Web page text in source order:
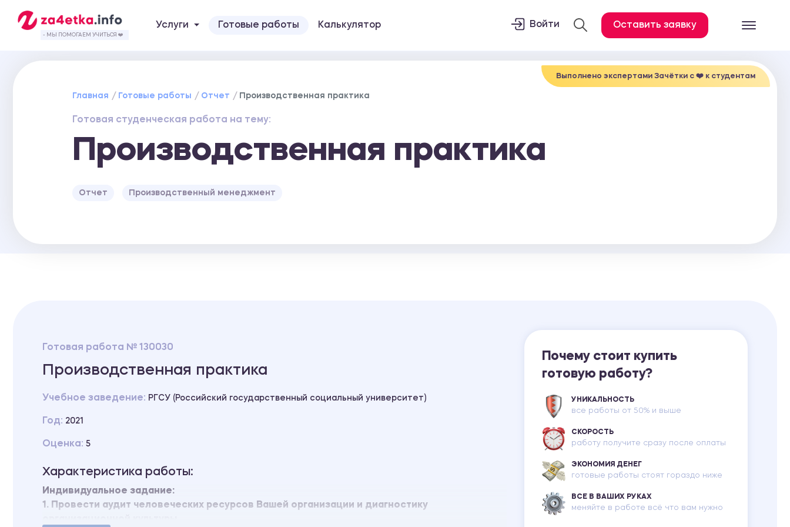
Все услуги
- МЫ ПОМОГАЕМ УЧИТЬСЯ ❤️
Услуги Готовые работы Калькулятор Войти Оставить заявку
Выполнено экспертами Зачётки c ❤️ к студентам
Главная Готовые работы Отчет Производственная практика
Готовая студенческая работа на тему:
Производственная практика
Отчет Производственный менеджмент
Готовая работа № 130030
Производственная практика
Учебное заведение: РГСУ (Российский государственный социальный университет)
Год: 2021
Оценка: 5
Характеристика работы:
Индивидуальное задание:
1. Провести аудит человеческих ресурсов Вашей организации и диагностику
Почему стоит купить
готовую работу?
УНИКАЛЬНОСТЬ
все работы от 50% и выше
СКОРОСТЬ
работу получите сразу после оплаты
ЭКОНОМИЯ ДЕНЕГ
готовые работы стоят гораздо ниже
ВСЕ В ВАШИХ РУКАХ
меняйте в работе всё что вам нужно